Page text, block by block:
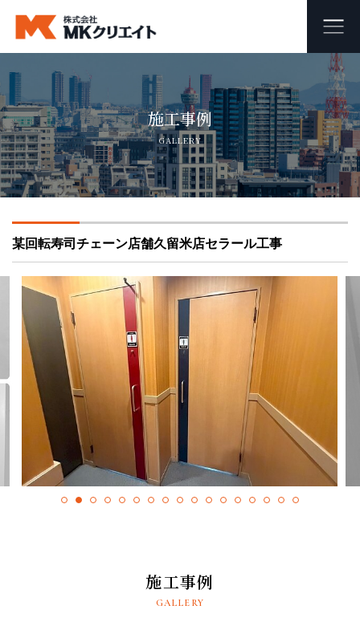
ホーム
MKクリエイトのワンストップ自社施工
ビル・マンション・商業施設の大規模修繕工事
外壁塗装・防水工事
オフィス・店舗の内装リフォーム・リノベーション
足場組み立て・解体工事
会社概要
採用情報
プライバシーポリシー
お問い合わせ
施工事例
GALLERY
某回転寿司チェーン店舗久留米店セラール工事
施工事例
GALLERY